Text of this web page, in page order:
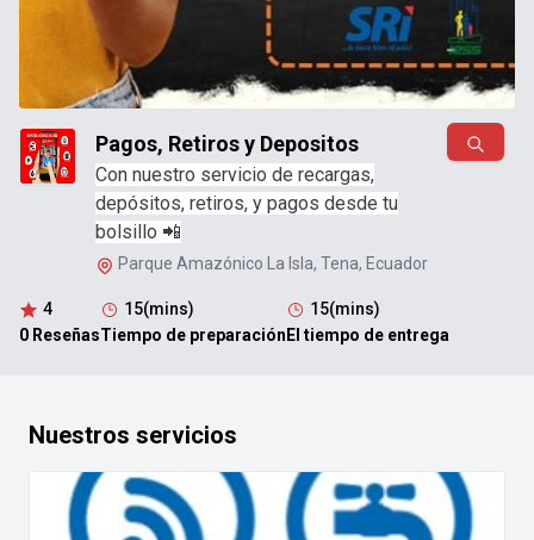
Pagos, Retiros y Depositos
Con nuestro servicio de recargas,
depósitos, retiros, y pagos desde tu
bolsillo 📲
Parque Amazónico La Isla, Tena, Ecuador
4
0 Reseñas
15(mins)
Tiempo de preparación
15(mins)
El tiempo de entrega
Nuestros servicios